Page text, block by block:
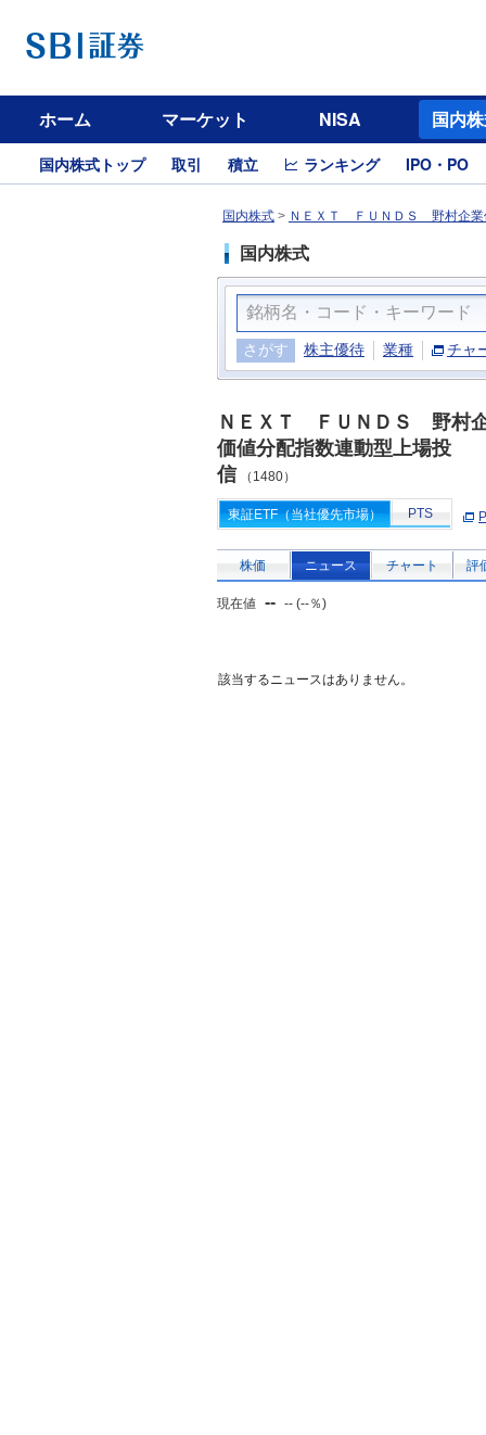
ホーム マーケット NISA 国内
国内株式トップ 取引 積立 ランキング IPO・PO
国内株式 > ＮＥＸＴ ＦＵＮＤＳ 野村企業
国内株式
さがす 株主優待 業種 チャ
ＮＥＸＴ ＦＵＮＤＳ 野村
価値分配指数連動型上場投
信 （1480）
東証ETF（当社優先市場） PTS
株価 ニュース チャート 評
現在値 -- -- (--％)
該当するニュースはありません。